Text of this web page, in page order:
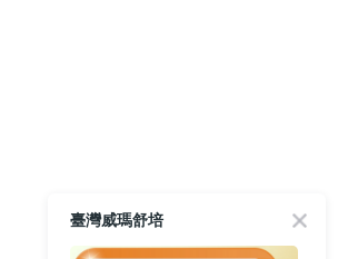
臺灣威瑪舒培